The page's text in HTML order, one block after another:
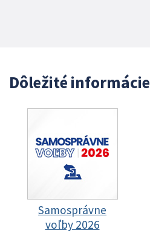
Dôležité informácie
Samosprávne
voľby 2026